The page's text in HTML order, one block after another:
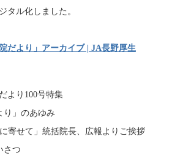
タル化しました。
だより」アーカイブ | JA長野厚生
より100号特集
り」のあゆみ
寄せて」統括院長、広報よりご挨拶
さつ